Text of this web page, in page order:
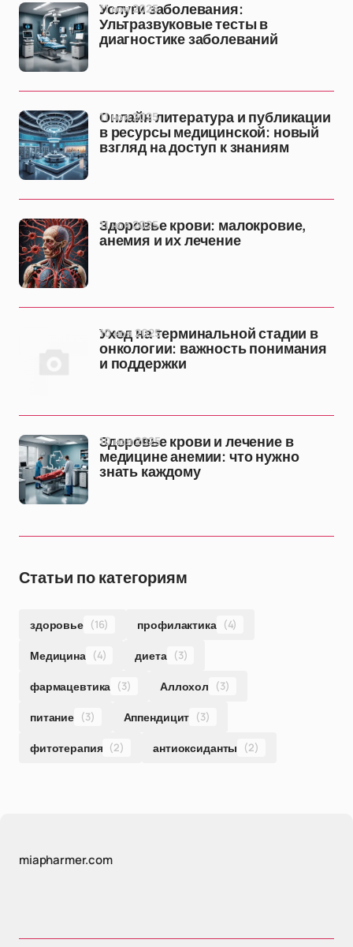
Услуги заболевания:
Ультразвуковые тесты в
диагностике заболеваний
11 ноя 2025
Онлайн литература и публикации
в ресурсы медицинской: новый
взгляд на доступ к знаниям
11 ноя 2025
Здоровье крови: малокровие,
анемия и их лечение
11 ноя 2025
Уход на терминальной стадии в
онкологии: важность понимания
и поддержки
10 ноя 2025
Здоровье крови и лечение в
медицине анемии: что нужно
знать каждому
10 ноя 2025
Статьи по категориям
здоровье (16) профилактика (4)
Медицина (4) диета (3)
фармацевтика (3) Аллохол (3)
питание (3) Аппендицит (3)
фитотерапия (2) антиоксиданты (2)
miapharmer.com